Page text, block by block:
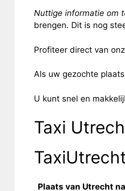
Nuttige informatie om
brengen. Dit is nog
Profiteer direct van
Als uw gezochte
U kunt snel en
Taxi
Plaats van Utrecht